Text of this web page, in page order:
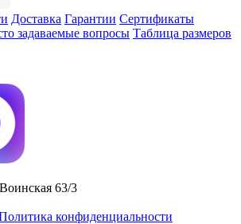
Доставка Гарантии Сертификаты
задаваемые вопросы Таблица размеров
63/3
конфиденциальности